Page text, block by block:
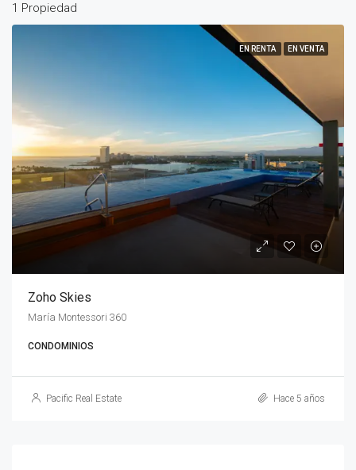
1 Propiedad
EN RENTA EN VENTA
Zoho Skies
María Montessori 360
CONDOMINIOS
Pacific Real Estate Hace 5 años